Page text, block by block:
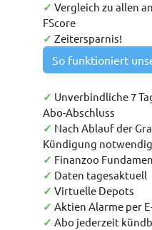
✓ Vergleich zu allen
FScore
✓ Zeitersparnis!
So funktioniert
✓ Unverbindliche 7
Abo-Abschluss
✓ Nach Ablauf der
Kündigung notwendig
✓ Finanzoo
✓ Daten tagesaktuell
✓ Virtuelle Depots
✓ Aktien Alarme per
✓ Abo jederzeit